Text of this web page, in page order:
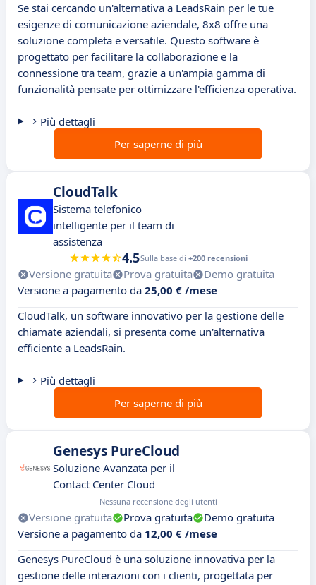
Se stai cercando un'alternativa a LeadsRain per le tue
esigenze di comunicazione aziendale, 8x8 offre una
soluzione completa e versatile. Questo software è
progettato per facilitare la collaborazione e la
connessione tra team, grazie a un'ampia gamma di
funzionalità pensate per ottimizzare l'efficienza operativa.
Più dettagli
Per saperne di più
CloudTalk
Sistema telefonico
intelligente per il team di
assistenza
4.5Sulla base di +200 recensioni
Versione gratuita Prova gratuita
Demo gratuita
Versione a pagamento da 25,00 € /mese
CloudTalk, un software innovativo per la gestione delle
chiamate aziendali, si presenta come un'alternativa
efficiente a LeadsRain.
Più dettagli
Per saperne di più
Genesys PureCloud
Soluzione Avanzata per il
Contact Center Cloud
Nessuna recensione degli utenti
Versione gratuita Prova gratuita
Demo gratuita
Versione a pagamento da 12,00 € /mese
Genesys PureCloud è una soluzione innovativa per la
gestione delle interazioni con i clienti, progettata per